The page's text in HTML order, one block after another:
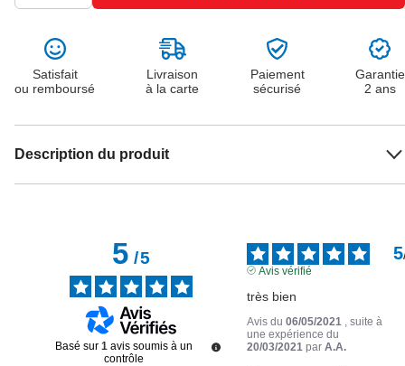
Satisfait
ou remboursé
Livraison
à la carte
Paiement
sécurisé
Garantie
2 ans
Description du produit
5/5
Basé sur 1 avis soumis à un
contrôle
5
Avis vérifié
très bien
Avis du06/05/2021
, suite à
une expérience du
20/03/2021 parA.A.